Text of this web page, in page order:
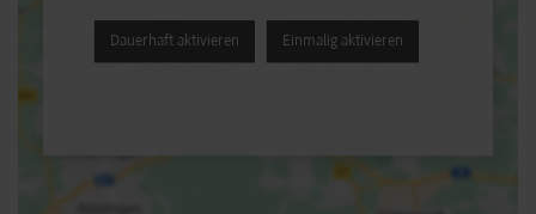
Dauerhaft aktivieren Einmalig aktivieren